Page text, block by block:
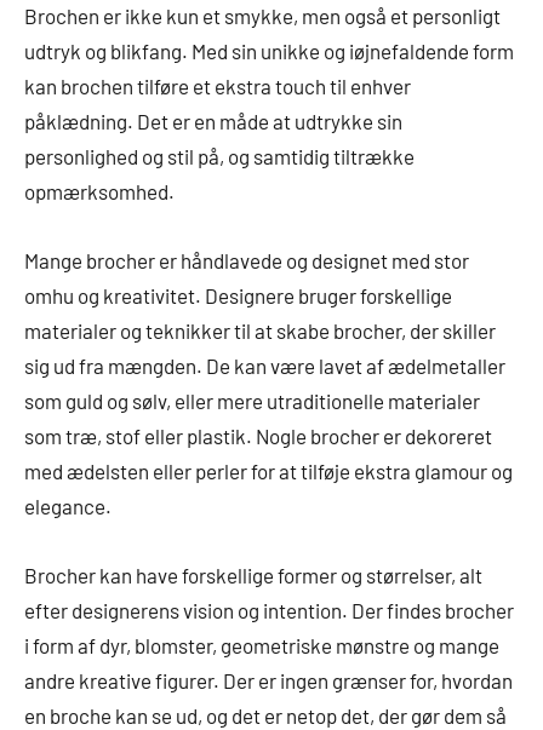
Brochen er ikke kun et smykke, men også et personligt
udtryk og blikfang. Med sin unikke og iøjnefaldende form
kan brochen tilføre et ekstra touch til enhver
påklædning. Det er en måde at udtrykke sin
personlighed og stil på, og samtidig tiltrække
opmærksomhed.
Mange brocher er håndlavede og designet med stor
omhu og kreativitet. Designere bruger forskellige
materialer og teknikker til at skabe brocher, der skiller
sig ud fra mængden. De kan være lavet af ædelmetaller
som guld og sølv, eller mere utraditionelle materialer
som træ, stof eller plastik. Nogle brocher er dekoreret
med ædelsten eller perler for at tilføje ekstra glamour og
elegance.
Brocher kan have forskellige former og størrelser, alt
efter designerens vision og intention. Der findes brocher
i form af dyr, blomster, geometriske mønstre og mange
andre kreative figurer. Der er ingen grænser for, hvordan
en broche kan se ud, og det er netop det, der gør dem så